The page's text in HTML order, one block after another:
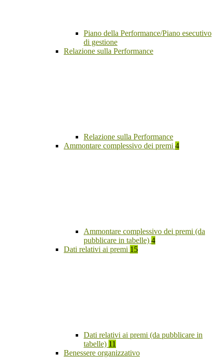
Piano della Performance/Piano esecutivo
di gestione
Relazione sulla Performance
Relazione sulla Performance
Ammontare complessivo dei premi 4
Ammontare complessivo dei premi (da
pubblicare in tabelle) 4
Dati relativi ai premi 15
Dati relativi ai premi (da pubblicare in
tabelle) 11
Benessere organizzativo